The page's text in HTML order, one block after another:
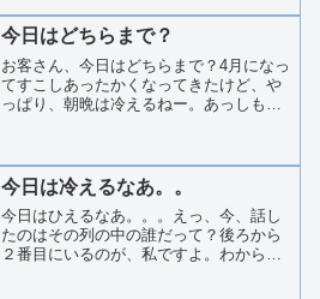
た。ついさっき、女が自分のハンカチを
使って涙をぬぐったばかりなの...
今日はどちらまで？
お客さん、今日はどちらまで？4月になっ
てすこしあったかくなってきたけど、や
っぱり、朝晩は冷えるねー。あっしもこ
慣れることなんてないかもね。ところ
で、お客さん、さっきの場所...
今日は冷えるなあ。。
今日はひえるなあ。。。えっ、今、話し
たのはその列の中の誰だって？後ろから
２番目にいるのが、私ですよ。わからな